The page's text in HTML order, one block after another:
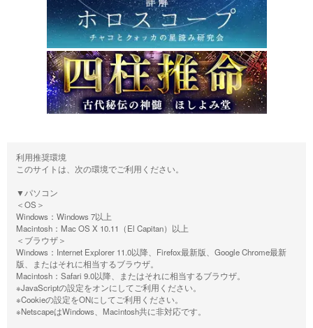
利用推奨環境
このサイトは、次の環境でご利用ください。
▼パソコン
＜OS＞
Windows：Windows 7以上
Macintosh：Mac OS X 10.11（El Capitan）以上
＜ブラウザ＞
Windows：Internet Explorer 11.0以降、Firefox最新版、Google Chrome最新
版、またはそれに相当するブラウザ。
Macintosh：Safari 9.0以降、またはそれに相当するブラウザ。
※JavaScriptの設定をオンにしてご利用ください。
※Cookieの設定をONにしてご利用ください。
※NetscapeはWindows、Macintosh共に非対応です。